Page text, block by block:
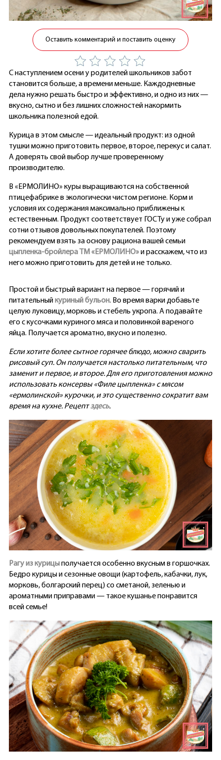
Оставить комментарий и поставить оценку
С наступлением осени у родителей школьников забот
становится больше, а времени меньше. Каждодневные
дела нужно решать быстро и эффективно, и одно из них —
вкусно, сытно и без лишних сложностей накормить
школьника полезной едой.
Курица в этом смысле — идеальный продукт: из одной
тушки можно приготовить первое, второе, перекус и салат.
А доверять свой выбор лучше проверенному
производителю.
В «ЕРМОЛИНО» куры выращиваются на собственной
птицефабрике в экологически чистом регионе. Корм и
условия их содержания максимально приближены к
естественным. Продукт соответствует ГОСТу и уже собрал
сотни отзывов довольных покупателей. Поэтому
рекомендуем взять за основу рациона вашей семьи
цыпленка-бройлера ТМ «ЕРМОЛИНО»и расскажем, что из
него можно приготовить для детей и не только.
Простой и быстрый вариант на первое — горячий и
питательныйкуриный бульон. Во время варки добавьте
целую луковицу, морковь и стебель укропа. А подавайте
его с кусочками куриного мяса и половинкой вареного
яйца. Получается ароматно, вкусно и полезно.
Если хотитеболее сытное горячее блюдо, можно сварить
рисовый суп. Он получается настолько питательным, что
заменит и первое, и второе. Для его приготовления можно
использовать консервы «Филе цыпленка» с мясом
«ермолинской» курочки, и это существенно сократит вам
время на кухне. Рецептздесь.
Рагу из курицыполучается особенно вкусным в горшочках.
Бедро курицы и сезонные овощи (картофель, кабачки, лук,
морковь, болгарский перец) со сметаной, зеленью и
ароматными приправами — такое кушанье понравится
всей семье!